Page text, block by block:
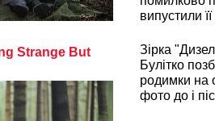
випустили
Зірка
Булітко
родимки на
фото до і